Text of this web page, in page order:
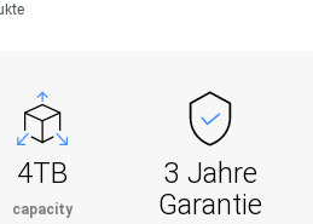
4TB
capacity
3 Jahre
Garantie